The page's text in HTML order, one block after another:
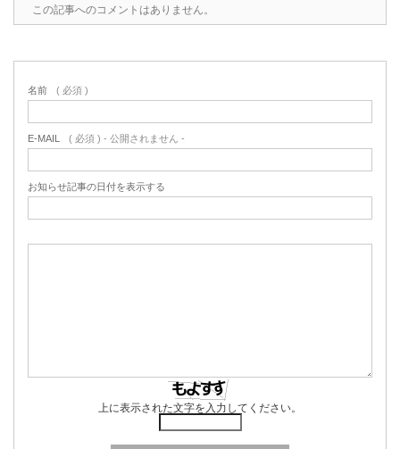
この記事へのコメントはありません。
名前 ( 必須 )
E-MAIL ( 必須 ) - 公開されません -
お知らせ記事の日付を表示する
上に表示された文字を入力してください。